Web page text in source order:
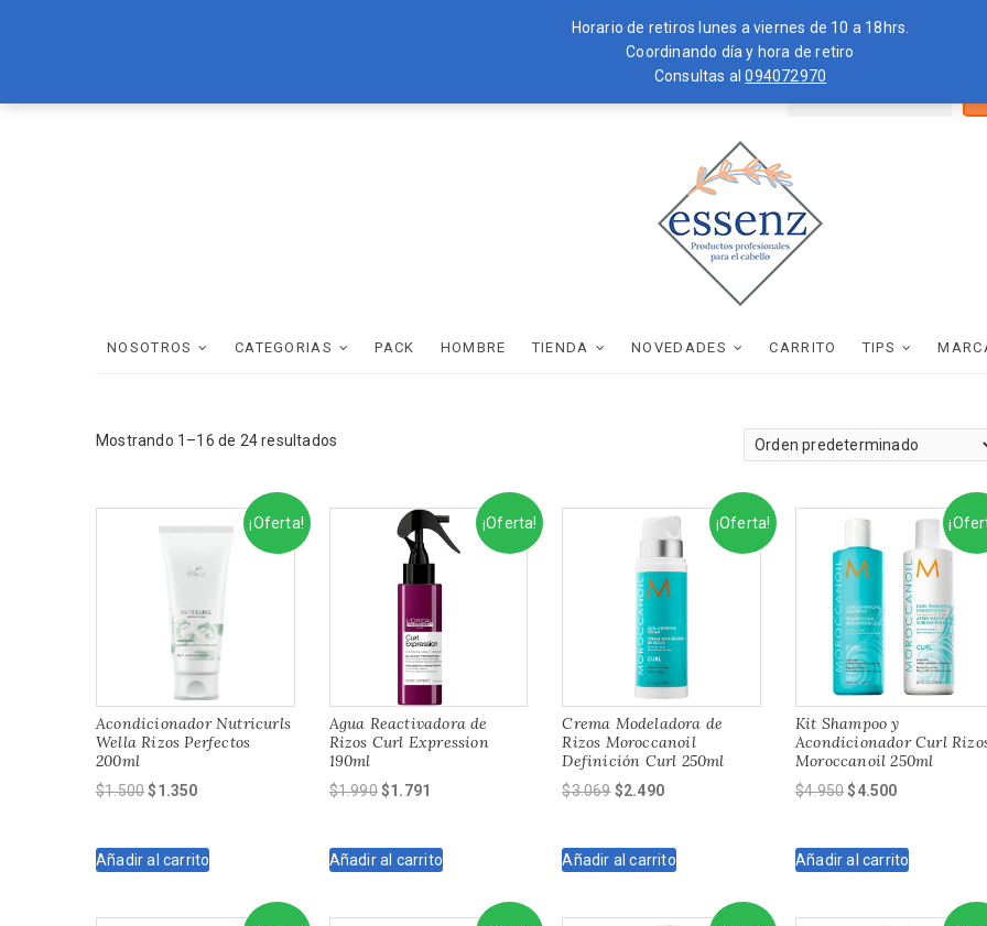
Horario de retiros lunes a viernes de 10 a 18hrs.
Coordinando día y hora de retiro
Consultas al094072970
to
por:
essenz
NOSOTROS CATEGORIAS PACK HOMBRE TIENDA NOVEDADES CARRITO TIPS
Mostrando 1–16 de 24 resultados
¡Oferta!
Acondicionador Nutricurls
Wella Rizos Perfectos
200ml
$1.500El
era:
$1.350El
es:
Añadir al carrito
¡Oferta!
Agua Reactivadora de
Rizos Curl Expression
190ml
$1.990El
era:
$1.791
es:
Añadir al carrito
¡Oferta!
Crema Modeladora de
Rizos Moroccanoil
Definición Curl 250ml
$3.069 El
era:
$2.490El
es:
Añadir al carrito
Kit Shampoo y
Acondicionador Curl
Moroccanoil 250ml
$4.950El
era:
$4.500El
es:
Añadir al carrito